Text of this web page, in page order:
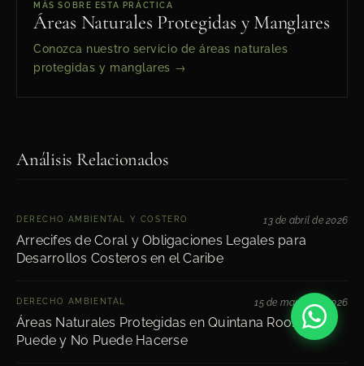
MÁS SOBRE ESTA PRÁCTICA
Áreas Naturales Protegidas y Manglares
Conozca nuestro servicio de áreas naturales
protegidas y manglares →
Análisis Relacionados
DERECHO AMBIENTAL Y COSTERO
Arrecifes de Coral y Obligaciones Legales para
Desarrollos Costeros en el Caribe
13 de abril de 2026
DERECHO AMBIENTAL
Áreas Naturales Protegidas en Quintana Roo: Qué
Puede y No Puede Hacerse
15 de marzo de 2026